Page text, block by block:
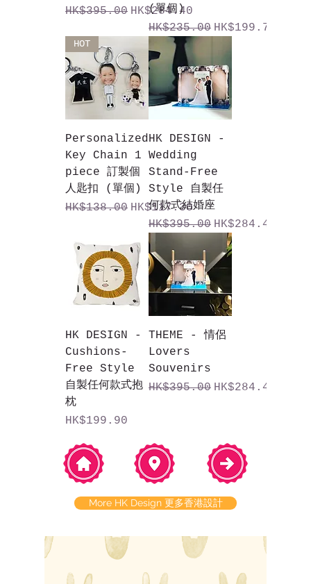
一般價格
HK$395.00 促銷價格
HK$284.40
(單個)
一般價格
HK$235.00 促銷價格
HK$199.75
HOT
Personalized
Key Chain 1
piece 訂製個
人匙扣 (單個)
一般價格
HK$138.00 促銷價格
HK$117.30
HK DESIGN -
Wedding
Stand-Free
Style 自製任
何款式結婚座
一般價格
HK$395.00 促銷價格
HK$284.40
HK DESIGN -
Cushions-
Free Style
自製任何款式抱
枕
價格
HK$199.90
THEME - 情侶
Lovers
Souvenirs
一般價格
HK$395.00 促銷價格
HK$284.40
More HK Design 更多香港設計